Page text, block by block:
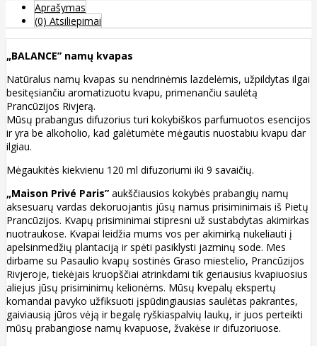
Aprašymas
(0) Atsiliepimai
„BALANCE” namų kvapas
Natūralus namų kvapas su nendrinėmis lazdelėmis, užpildytas ilgai
besitęsiančiu aromatizuotu kvapu, primenančiu saulėtą
Prancūzijos Rivjerą.
Mūsų prabangus difuzorius turi kokybiškos parfumuotos esencijos
ir yra be alkoholio, kad galėtumėte mėgautis nuostabiu kvapu dar
ilgiau.
Mėgaukitės kiekvienu 120 ml difuzoriumi iki 9 savaičių.
„Maison Privé Paris” aukščiausios kokybės prabangių namų
aksesuarų vardas dekoruojantis jūsų namus prisiminimais iš Pietų
Prancūzijos. Kvapų prisiminimai stipresni už sustabdytas akimirkas
nuotraukose. Kvapai leidžia mums vos per akimirką nukeliauti į
apelsinmedžių plantaciją ir spėti pasiklysti jazminų sode. Mes
dirbame su Pasaulio kvapų sostinės Graso miestelio, Prancūzijos
Rivjeroje, tiekėjais kruopščiai atrinkdami tik geriausius kvapiuosius
aliejus jūsų prisiminimų kelionėms. Mūsų kvepalų ekspertų
komandai pavyko užfiksuoti įspūdingiausias saulėtas pakrantes,
gaiviausią jūros vėją ir begalę ryškiaspalvių laukų, ir juos perteikti
mūsų prabangiose namų kvapuose, žvakėse ir difuzoriuose.